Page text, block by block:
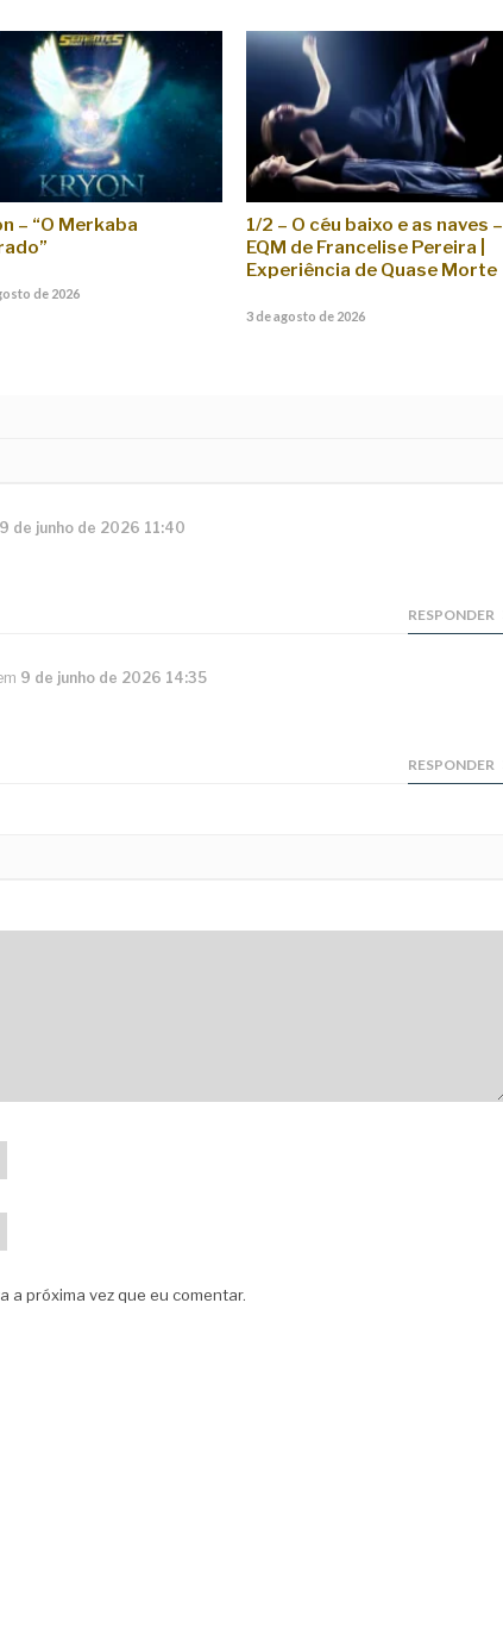
– “O Merkaba
de 2026
1/2 – O céu baixo e as naves –
EQM de Francelise Pereira |
Experiência de Quase Morte
3 de agosto de 2026
9 de junho de 2026 11:40
RESPONDER
9 de junho de 2026 14:35
RESPONDER
a próxima vez que eu comentar.